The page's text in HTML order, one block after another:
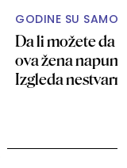
GODINE SU SAMO
Da li možete da
ova žena
Izgleda